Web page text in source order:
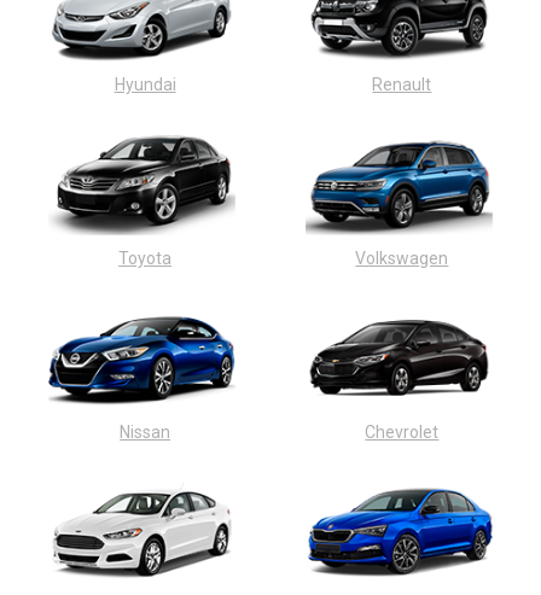
Hyundai Renault
Toyota Volkswagen
Nissan Chevrolet